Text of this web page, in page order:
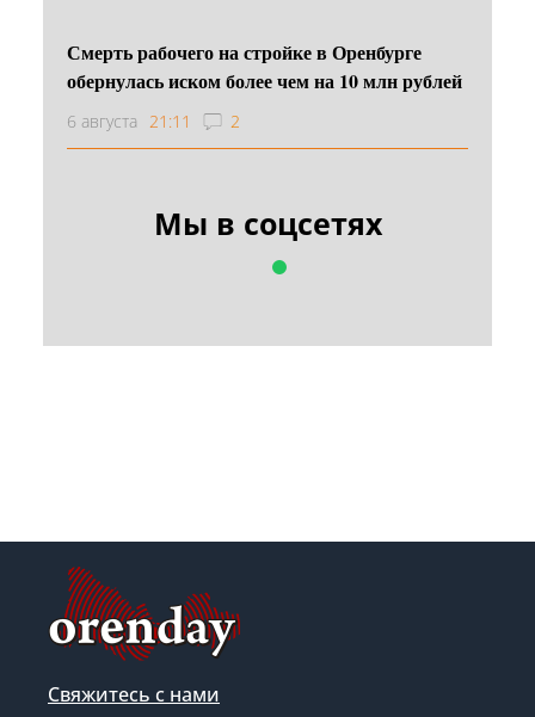
Смерть рабочего на стройке в Оренбурге
обернулась иском более чем на 10 млн рублей
6 августа 21:11 2
Мы в соцсетях
Свяжитесь с нами